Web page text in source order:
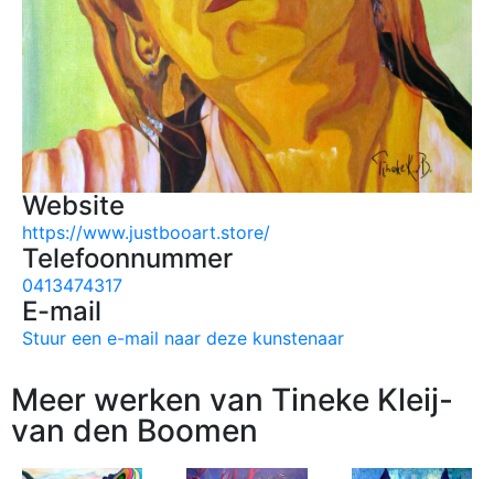
Website
https://www.justbooart.store/
Telefoonnummer
0413474317
E-mail
Stuur een e-mail naar deze kunstenaar
Meer werken van Tineke Kleij-
van den Boomen